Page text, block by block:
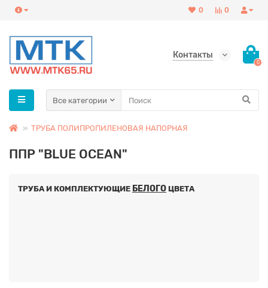
0
0
Контакты
0
Все категории
ТРУБА ПОЛИПРОПИЛЕНОВАЯ НАПОРНАЯ
ППР "BLUE OCEAN"
ТРУБА И КОМПЛЕКТУЮЩИЕ БЕЛОГО ЦВЕТА